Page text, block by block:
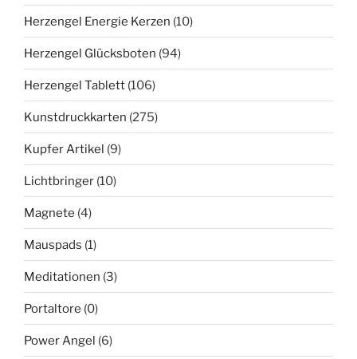
Herzengel Energie Kerzen (10)
Herzengel Glücksboten (94)
Herzengel Tablett (106)
Kunstdruckkarten (275)
Kupfer Artikel (9)
Lichtbringer (10)
Magnete (4)
Mauspads (1)
Meditationen (3)
Portaltore (0)
Power Angel (6)